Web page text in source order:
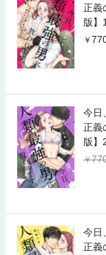
正義
版】
今日
正義
版】
今日
正義